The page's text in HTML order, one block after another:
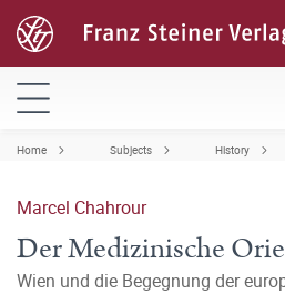
Home Subjects History
Marcel Chahrour
Der Medizinische
Wien und die Begegnung der